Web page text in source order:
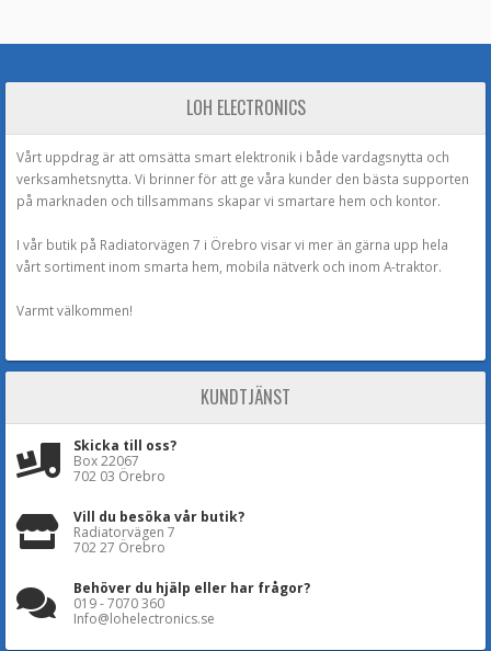
LOH ELECTRONICS
Vårt uppdrag är att omsätta smart elektronik i både vardagsnytta och
verksamhetsnytta. Vi brinner för att ge våra kunder den bästa supporten
på marknaden och tillsammans skapar vi smartare hem och kontor.
I vår butik på Radiatorvägen 7 i Örebro visar vi mer än gärna upp hela
vårt sortiment inom smarta hem, mobila nätverk och inom A-traktor.
Varmt välkommen!
KUNDTJÄNST
Skicka till oss?
Box 22067
702 03 Örebro
Vill du besöka vår butik?
Radiatorvägen 7
702 27 Örebro
Behöver du hjälp eller har frågor?
019 - 7070 360
Info@lohelectronics.se